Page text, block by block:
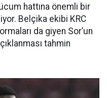
hattına önemli bir
Belçika ekibi KRC
da giyen Sor’un
tahmin